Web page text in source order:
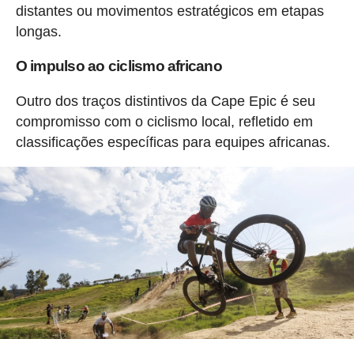
distantes ou movimentos estratégicos em etapas
longas.
O impulso ao ciclismo africano
Outro dos traços distintivos da Cape Epic é seu
compromisso com o ciclismo local, refletido em
classificações específicas para equipes africanas.